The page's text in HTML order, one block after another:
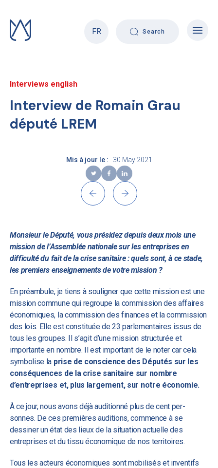
content
FR
Search
Interviews english
Interview de Romain Grau
député LREM
Mis à jour le : 30 May 2021
Monsieur le Député, vous présidez depuis deux mois une
mission de l’Assemblée nationale sur les entreprises en
difficulté du fait de la crise sanitaire : quels sont, à ce stade,
les premiers enseignements de votre mission ?
En préambule, je tiens à souligner que cette mission est une
mission commune qui regroupe la commission des affaires
économiques, la commission des finances et la commission
des lois. Elle est constituée de 23 parlementaires issus de
tous les groupes. Il s’agit d’une mission structurée et
importante en nombre. Il est important de le noter car cela
symbolise la prise de conscience des Députés sur les
conséquences de la crise sanitaire sur nombre
d’entreprises et, plus largement, sur notre économie.
À ce jour, nous avons déjà auditionné plus de cent per-
sonnes. De ces premières auditions, commence à se
dessiner un état des lieux de la situation actuelle des
entreprises et du tissu économique de nos territoires.
Tous les acteurs économiques sont mobilisés et inventifs